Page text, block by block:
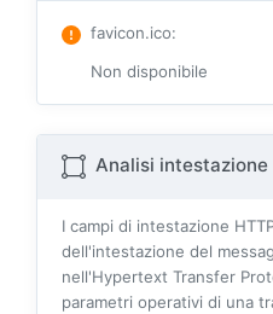
favicon.ico:
Non disponibile
Analisi intestazione
I campi di intestazione
dell'intestazione del
nell'Hypertext Transfer
parametri operativi di una